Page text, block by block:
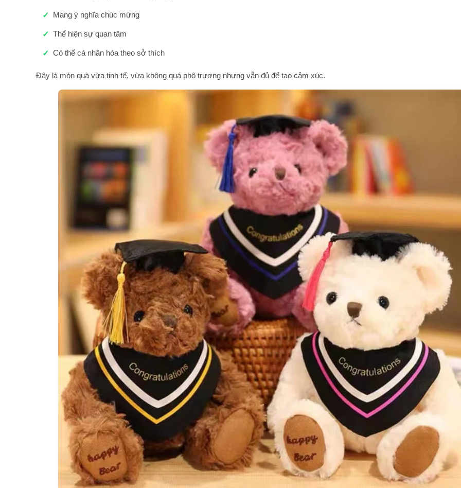
Mang ý nghĩa chúc mừng
Thể hiện sự quan tâm
Có thể cá nhân hóa theo sở thích
Đây là món quà vừa tinh tế, vừa không quá phô trương nhưng vẫn đủ để tạo cảm xúc.